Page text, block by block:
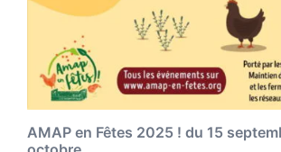
AMAP en Fêtes 2025 ! du 15